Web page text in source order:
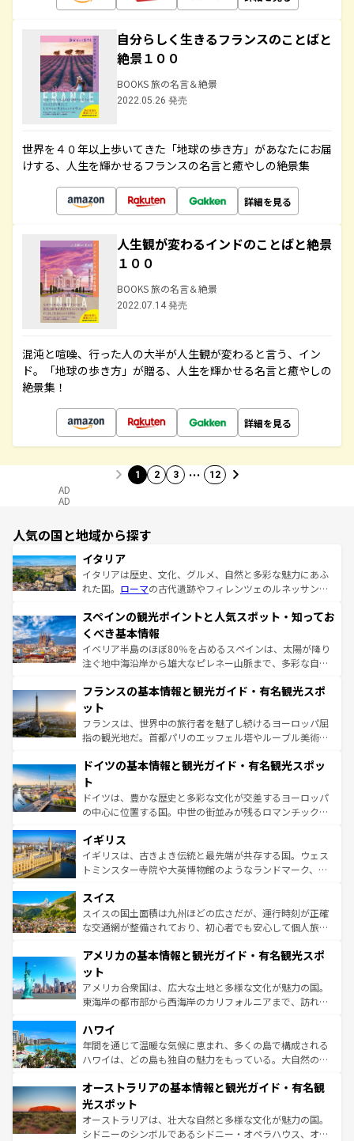
自分らしく生きるフランスのことばと
絶景１００
BOOKS 旅の名言＆絶景
2022.05.26 発売
世界を４０年以上歩いてきた「地球の歩き方」があなたにお届
けする、人生を輝かせるフランスの名言と癒やしの絶景集
詳細を見る
人生観が変わるインドのことばと絶景
１００
BOOKS 旅の名言＆絶景
2022.07.14 発売
混沌と喧噪、行った人の大半が人生観が変わると言う、イン
ド。「地球の歩き方」が贈る、人生を輝かせる名言と癒やしの
絶景集！
詳細を見る
1 2 3 … 12
AD
AD
人気の国と地域から探す
イタリア
イタリアは歴史、文化、グルメ、自然と多彩な魅力にあふ
れた国。 ローマの古代遺跡やフィレンツェのルネッサンス
ろん、トスカーナの美しい田園風景やアマルフィ海岸の絶
景など、自然景観も見逃せない。観光の合間には、本場の
ピザやパスタなど、絶品のイタリア料理を堪能することも
できる。朝目覚めてから夜眠るまで、すべての瞬間を楽し
なお、新着のイタリア情報はコンテンツ一覧を参照してほ
しい。
スペインの観光ポイントと人気スポット・知ってお
くべき基本情報
イベリア半島のほぼ80％を占めるスペインは、太陽が降り
注ぐ地中海沿岸から雄大なピレネー山脈まで、多彩な自然
文化が根付くこの国では、情熱的なフラメンコ、熱気あふ
れる闘牛、そして美味しいタパスが生活の一部となってい
る。首都マドリードの洗練された雰囲気や、バルセロナの
アートに溢れた街角から、地方では古代ローマ遺跡や中世
せる。地方によって風土や気候が異なるスペインはその個
ンテンツ一覧 を参照してほしい。
フランスの基本情報と観光ガイド・有名観光スポ
ット
フランスは、世界中の旅行者を魅了し続けるヨーロッパ屈
指の観光地だ。首都パリのエッフェル塔やルーブル美術館
で、幅広い魅力が詰まっている。華麗な宮殿、歴史的な大
聖堂、美しいビーチ、そして豊かな自然が、訪れる者を心
から魅了する。また、フランスは美食の国としても知ら
れ、フランス料理はユネスコ無形文化遺産にも登録されて
香り高いラベンダー畑など、多彩な楽しみ方が可能だ。さ
らに、パリ以外の地域にも魅力が溢れており、どの街角に
も豊かな歴史と文化が息づいている。パリ以外の個性あふ
を参照してほしい。
ドイツの基本情報と観光ガイド・有名観光スポッ
ト
ドイツは、豊かな歴史と多彩な文化が交差するヨーロッパ
の中心に位置する国。中世の街並みが残るロマンチック街
顔を持つこの国は、どこを歩いても飽きることがない。ベ
ルリンの文化的活気、バイエルン州のアルプスの絶景、そ
してライン川沿いのワイン畑といった風景は必見。ビール
は、お酒好きな人にはぜひ体験してほしい。 なお、新着の
ドイツ情報はコンテンツ一覧を参照してほしい。
イギリス
イギリスは、古きよき伝統と最先端が共存する国。ウェス
トミンスター寺院や大英博物館のようなランドマーク、歴
リアごとに異なる魅力がある。また、優雅なアフタヌーン
ティー、ビール好きにはたまらない英国パブ、サッカー観
戦など、本場だからこそできる体験も豊富。イギリスを旅
ンツ一覧を参照してほしい。
スイス
スイスの国土面積は九州ほどの広さだが、運行時刻が正確
な交通網が整備されており、初心者でも安心して個人旅行
の建物がそのまま残る町や、スイスならではのユニークな
博物館もあり、アルプス観光だけでなく町歩きも満喫する
ことができる。国民の所得が高いため物価も高いが、旅行
者向けの交通パス提供のサービスもあり、うまく活用すれ
着のスイス情報は
アメリカの基本情報と観光ガイド・有名観光スポ
ット
アメリカ合衆国は、広大な土地と多様な文化が魅力の国。
東海岸の都市部から西海岸のカリフォルニアまで、訪れる
のような巨大都市は、観光、ショッピング、エンターテイ
ンメントが詰まった刺激的なスポットだ。一方、アメリカ
西部には大自然が広がり、グランドキャニオンやイエロー
部のニューオーリンズでは、音楽と美食が融合した独特の
文化が魅力。旅行者はアメリカの各地域で異なる魅力を楽
しみながら、その多様性と豊かな歴史を感じることができ
るだろう。車でのロードトリップや列車の旅も、アメリカ
ハワイ
年間を通じて温暖な気候に恵まれ、多くの島で構成される
ハワイは、どの島も独自の魅力をもっている。大自然の神
ワイ島は見逃せない。また、定番の観光地といえばオアフ
島だが、静かな自然を求めるならマウイ島やカウアイ島が
おすすめ。エメラルドグリーンに輝く海をはじめ、豊かな
文化や歴史が息づいている。「アロハスピリット」と呼ば
オーストラリアの基本情報と観光ガイド・有名観
光スポット
オーストラリアは、壮大な自然と多様な文化が魅力の国。
シドニーのシンボルであるシドニー・オペラハウス、オー